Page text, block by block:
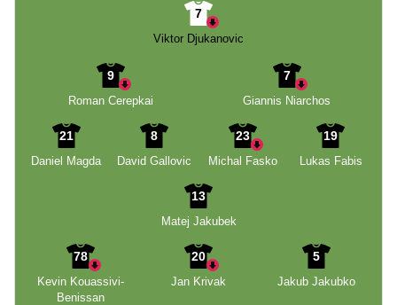
7
Viktor Djukanovic
9
Roman Cerepkai
7
Giannis Niarchos
21
Daniel Magda
8
David Gallovic
23
Michal Fasko
19
Lukas Fabis
13
Matej Jakubek
78
Kevin Kouassivi-
Benissan
20
Jan Krivak
5
Jakub Jakubko